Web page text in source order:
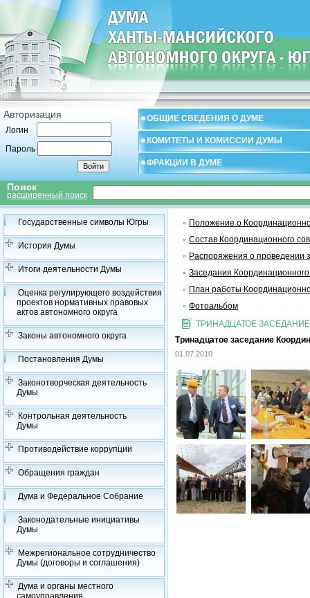
Авторизация
Логин
Пароль
ОБЩИЕ СВЕДЕНИЯ О ДУМЕ
КОМИТЕТЫ И КОМИССИИ ДУМЫ
ФРАКЦИИ В ДУМЕ
Поиск
расширенный поиск
Государственные символы Югры
История Думы
Итоги деятельности Думы
Оценка регулирующего воздействия
проектов нормативных правовых
актов автономного округа
Законы автономного округа
Постановления Думы
Законотворческая деятельность
Думы
Контрольная деятельность
Думы
Противодействие коррупции
Обращения граждан
Дума и Федеральное Собрание
Законодательные инициативы
Думы
Межрегиональное сотрудничество
Думы (договоры и соглашения)
Дума и органы местного
самоуправления
Положение о
Состав Координационного
Распоряжения о проведении
Заседания
План работы
Фотоальбом
ТРИНАДЦАТОЕ
Тринадцатое заседание
01.07.2010